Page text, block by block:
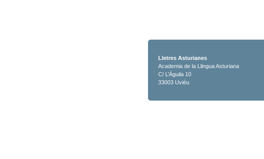
Lletres Asturianes
Academia de la Llingua Asturiana
C/ L’Águila 10
33003 Uviéu